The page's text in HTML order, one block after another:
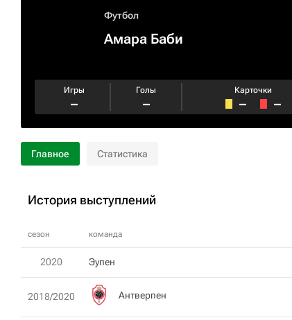
Футбол
Амара Баби
Игры
–
Голы
–
Карточки
– –
Главное Статистика
История выступлений
сезон команда
2020 Эупен
2018/2020 Антверпен